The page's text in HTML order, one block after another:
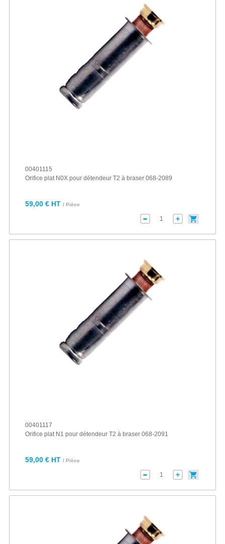
00401115
Orifice plat N0X pour détendeur T2 à braser 068-2089
59,00 € HT / Pièce
00401117
Orifice plat N1 pour détendeur T2 à braser 068-2091
59,00 € HT / Pièce